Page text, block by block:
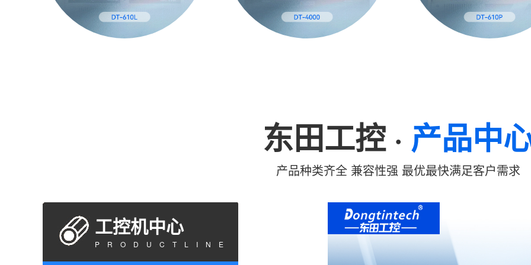
东田工控· 产品中
产品种类齐全 兼容性强 最优最快满足客户需求
工控机中心
PRODUCTLINE